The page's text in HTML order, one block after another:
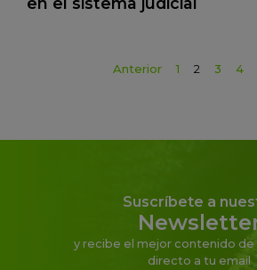
Anterior 1 2 3 4
Suscríbete a
y recibe el mejor contenido de
directo a tu email